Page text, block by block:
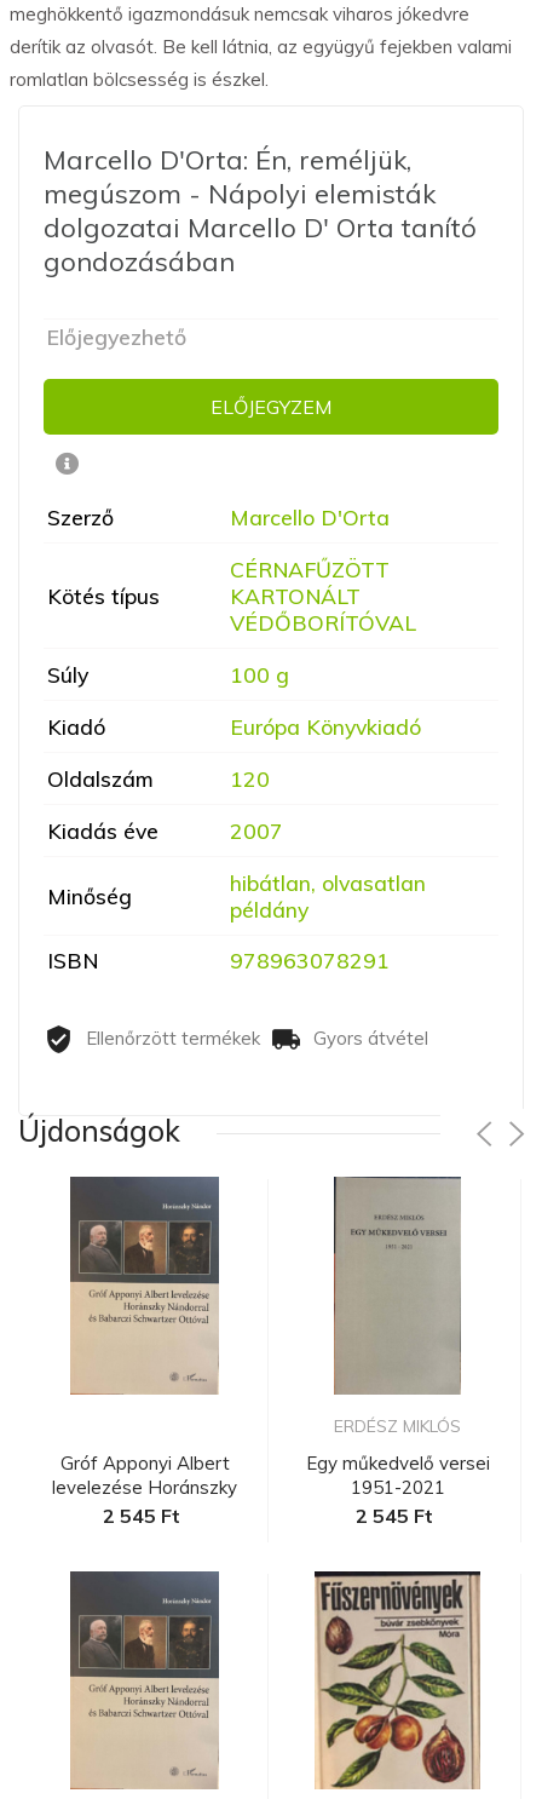
meghökkentő igazmondásuk nemcsak viharos jókedvre
derítik az olvasót. Be kell látnia, az együgyű fejekben valami
romlatlan bölcsesség is észkel.
Marcello D'Orta: Én, reméljük,
megúszom - Nápolyi elemisták
dolgozatai Marcello D' Orta tanító
gondozásában
Előjegyezhető
ELŐJEGYZEM
Szerző Marcello D'Orta
Kötés típus
CÉRNAFŰZÖTT
KARTONÁLT
VÉDŐBORÍTÓVAL
Súly
100 g
Kiadó
Európa Könyvkiadó
Oldalszám
120
Kiadás éve
2007
Minőség
hibátlan, olvasatlan
példány
ISBN
978963078291
Ellenőrzött termékek Gyors átvétel
Újdonságok
Gróf Apponyi Albert
levelezése Horánszky
Nándorra...
2 545 Ft
ERDÉSZ MIKLÓS
Egy műkedvelő versei
1951-2021
2 545 Ft